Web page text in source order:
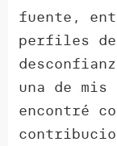
fuente,
perfiles
una de mis
encontré